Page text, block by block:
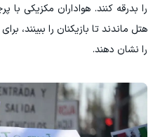
را بدرقه کنند. هواداران مکزیکی
هتل ماندند تا بازیکنان را ببینند،
را نشان دهند.